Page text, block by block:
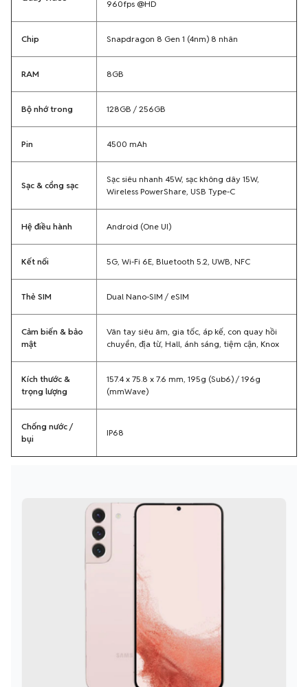
960fps @HD
Chip Snapdragon 8 Gen 1 (4nm) 8 nhân
RAM 8GB
Bộ nhớ trong 128GB / 256GB
Pin 4500 mAh
Sạc & cổng sạc
Sạc siêu nhanh 45W, sạc không dây 15W,
Wireless PowerShare, USB Type-C
Hệ điều hành Android (One UI)
Kết nối 5G, Wi-Fi 6E, Bluetooth 5.2, UWB, NFC
Thẻ SIM Dual Nano-SIM / eSIM
Cảm biến & bảo
mật
Vân tay siêu âm, gia tốc, áp kế, con quay hồi
chuyển, địa từ, Hall, ánh sáng, tiệm cận, Knox
Kích thước &
trọng lượng
157.4 x 75.8 x 7.6 mm, 195g (Sub6) / 196g
(mmWave)
Chống nước /
bụi
IP68